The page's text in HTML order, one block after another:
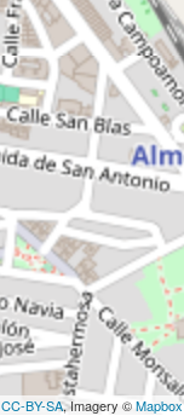
CC-BY-SA, Imagery ©Mapbox